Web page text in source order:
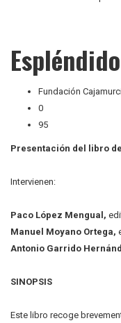
Fundación
0
95
Presentación del libro de
Intervienen:
Paco López Mengual,
Manuel Moyano Ortega,
Antonio Garrido
SINOPSIS
Este libro recoge